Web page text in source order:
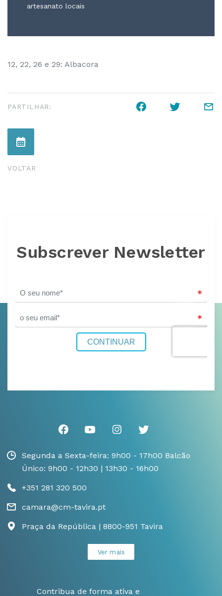
artesanato locais
12, 22, 26 e 29: Albacora
PARTILHAR:
VOLTAR
Subscrever Newsletter
Segunda a Sexta-feira: 9h00 - 17h00 Balcão
Único: 9h00 - 12h30 | 13h30 - 16h00
+351 281 320 500
camara@cm-tavira.pt
Praça da República | 8800-951 Tavira
Ver mais
Contribua de forma ativa e